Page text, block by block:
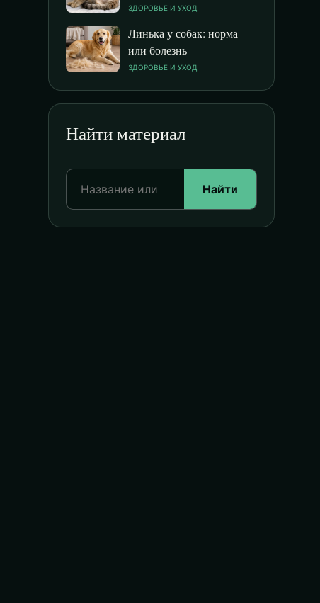
ЗДОРОВЬЕ И УХОД
Линька у собак: норма
или болезнь
ЗДОРОВЬЕ И УХОД
Найти материал
Найти